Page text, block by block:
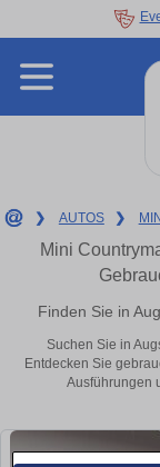
❯ AUTOS ❯ MINI
Mini
Finden Sie in
Suchen Sie in
Entdecken Sie
Ausführungen